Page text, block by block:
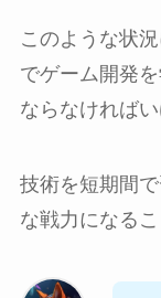
このような状
でゲーム開発
ならなければい
技術を短期間
な戦力になるこ